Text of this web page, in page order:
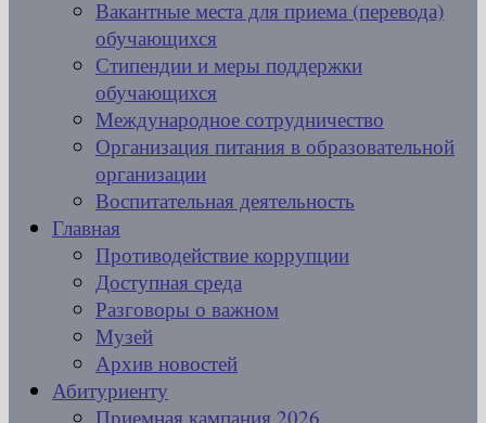
Вакантные места для приема (перевода)
обучающихся
Стипендии и меры поддержки
обучающихся
Международное сотрудничество
Организация питания в образовательной
организации
Воспитательная деятельность
Главная
Противодействие коррупции
Доступная среда
Разговоры о важном
Музей
Архив новостей
Абитуриенту
Приемная кампания 2026